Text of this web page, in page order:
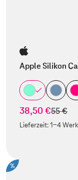
Apple Silikon
38,50 €statt
55 €
Lieferzeit:1-4
%